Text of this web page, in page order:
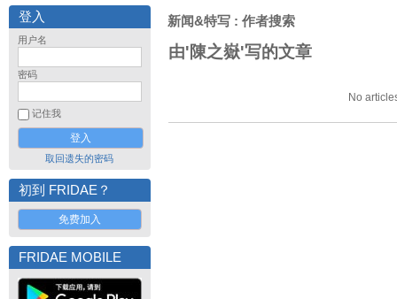
登入
用户名
密码
记住我
取回遗失的密码
初到 FRIDAE？
免费加入
FRIDAE MOBILE
新闻&特写 : 作者搜索
由'陳之嶽'写的文章
No